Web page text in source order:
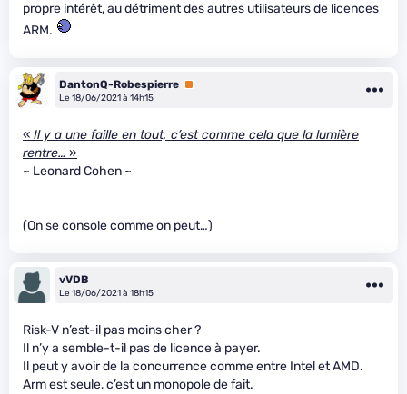
propre intérêt, au détriment des autres utilisateurs de licences
ARM.
DantonQ-Robespierre Premium
Le 18/06/2021 à 14h15
« Il y a une faille en tout, c’est comme cela que la lumière
rentre… »
~ Leonard Cohen ~
(On se console comme on peut…)
vVDB
Le 18/06/2021 à 18h15
Risk-V n’est-il pas moins cher ?
Il n’y a semble-t-il pas de licence à payer.
Il peut y avoir de la concurrence comme entre Intel et AMD.
Arm est seule, c’est un monopole de fait.